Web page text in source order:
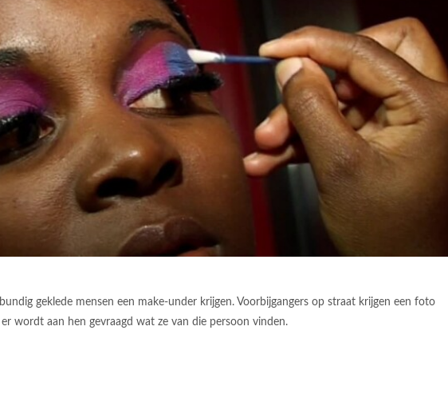
geklede mensen een make-under krijgen. Voorbijgangers op straat krijgen een foto
wordt aan hen gevraagd wat ze van die persoon vinden.